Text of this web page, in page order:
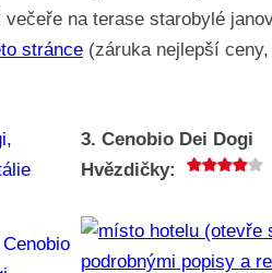
na terase starobylé
stránce (záruka nejlepší
3. Cenobio Dei Dogi
Hvězdičky:
podrobnými popisy a